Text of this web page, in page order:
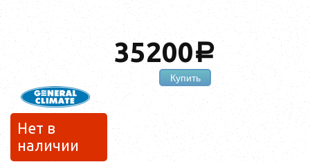
35200a
Купить
Нет в
наличии